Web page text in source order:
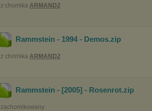
z chomika ARMAND2
Rammstein - 1994 - Demos.zip
z chomika ARMAND2
Rammstein - [2005] - Rosenrot.zip
zachomikowany